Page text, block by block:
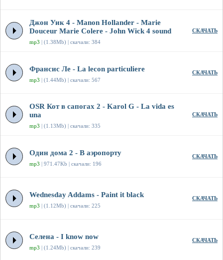
Джон Уик 4 - Manon Hollander - Marie
Douceur Marie Colere - John Wick 4 sound
mp3 | (1.38Mb) | скачали: 384
СКАЧАТЬ
Франсис Ле - La lecon particuliere
mp3 | (1.44Mb) | скачали: 567
СКАЧАТЬ
OSR Кот в сапогах 2 - Karol G - La vida es
una
mp3 | (1.13Mb) | скачали: 335
СКАЧАТЬ
Один дома 2 - В аэропорту
mp3 | 971.47Kb | скачали: 196
СКАЧАТЬ
Wednesday Addams - Paint it black
mp3 | (1.12Mb) | скачали: 225
СКАЧАТЬ
Селена - I know now
mp3 | (1.24Mb) | скачали: 239
СКАЧАТЬ